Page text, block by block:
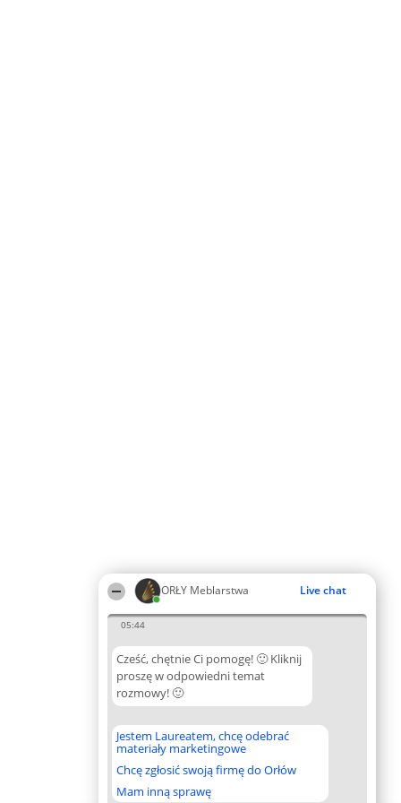
ORŁY Meblarstwa Live chat
05:44
Cześć, chętnie Ci pomogę! 🙂 Kliknij
proszę w odpowiedni temat
rozmowy! 🙂
Jestem Laureatem, chcę odebrać
materiały marketingowe
Chcę zgłosić swoją firmę do Orłów
Mam inną sprawę